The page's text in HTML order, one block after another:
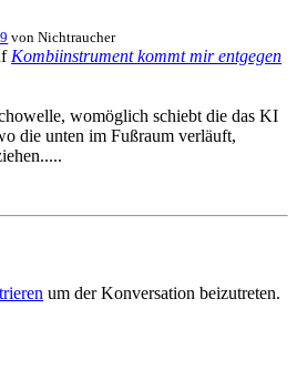
vonNichtraucher
Kombiinstrument kommt mir entgegen
womöglich schiebt die das KI
die unten im Fußraum verläuft,
um der Konversation beizutreten.